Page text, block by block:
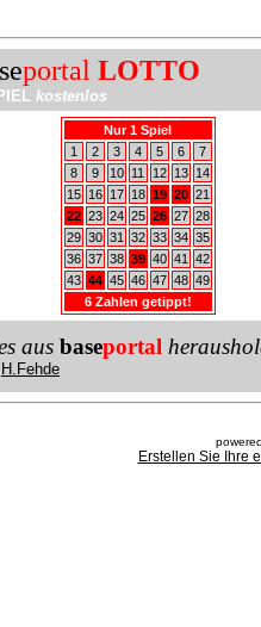
portal LOTTO
kostenlos
Nur 1 Spiel
1
2 3 4 5 6
7
8
9 10 11 12 13
14
15
16 17 18 19 20 21
22 23 24 25 26 27 28
29 30 31 32 33 34 35
36 37 38 39 40 41
42
43 44 45 46 47 48 49
6 Zahlen getippt!
aus baseportal
H.Fehde
Erstellen Sie Ihre